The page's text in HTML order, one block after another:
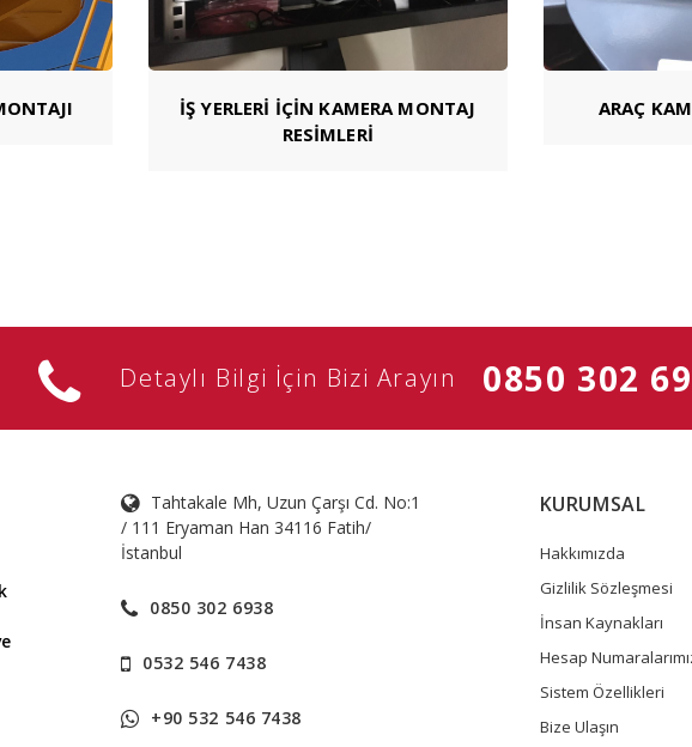
İŞ YERLERİ İÇİN KAMERA MONTAJ
RESİMLERİ
ARAÇ
Detaylı Bilgi İçin Bizi Arayın 0850 302
Tahtakale Mh, Uzun Çarşı Cd. No:1
/ 111 Eryaman Han 34116 Fatih/
İstanbul
0850 302 6938
0532 546 7438
+90 532 546 7438
KURUMSAL
Hakkımızda
Gizlilik Sözleşmesi
İnsan Kaynakları
Hesap
Sistem Özellikleri
Bize Ulaşın